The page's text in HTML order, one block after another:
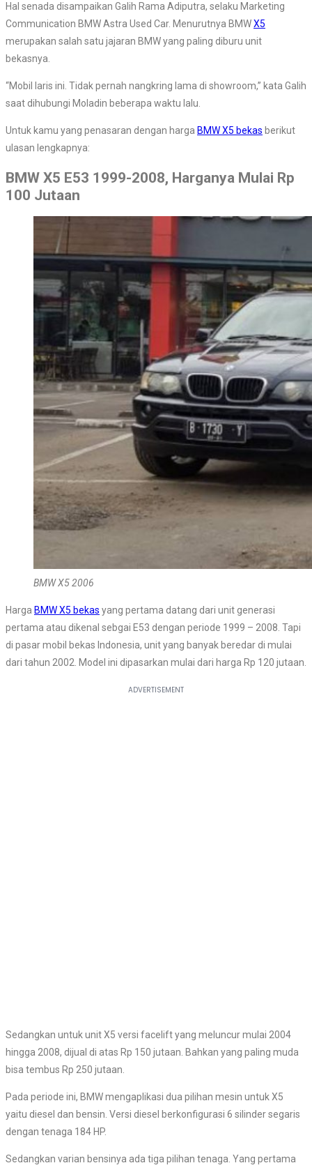
Hal senada disampaikan Galih Rama Adiputra, selaku Marketing
Communication BMW Astra Used Car. Menurutnya BMWX5
merupakan salah satu jajaran BMW yang paling diburu unit
bekasnya.
“Mobil laris ini. Tidak pernah nangkring lama di showroom,” kata Galih
saat dihubungi Moladin beberapa waktu lalu.
Untuk kamu yang penasaran dengan harga BMW X5 bekas berikut
ulasan lengkapnya:
BMW X5 E53 1999-2008, Harganya Mulai Rp
100 Jutaan
BMW X5 2006
Harga BMW X5 bekas yang pertama datang dari unit generasi
pertama atau dikenal sebgai E53 dengan periode 1999 – 2008. Tapi
di pasar mobil bekas Indonesia, unit yang banyak beredar di mulai
dari tahun 2002. Model ini dipasarkan mulai dari harga Rp 120 jutaan.
Sedangkan untuk unit X5 versi facelift yang meluncur mulai 2004
hingga 2008, dijual di atas Rp 150 jutaan. Bahkan yang paling muda
bisa tembus Rp 250 jutaan.
Pada periode ini, BMW mengaplikasi dua pilihan mesin untuk X5
yaitu diesel dan bensin. Versi diesel berkonfigurasi 6 silinder segaris
dengan tenaga 184 HP.
Sedangkan varian bensinya ada tiga pilihan tenaga. Yang pertama